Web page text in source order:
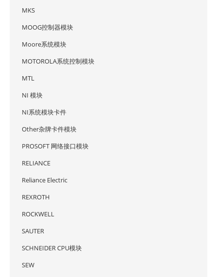
MKS
MOOG控制器模块
Moore系统模块
MOTOROLA系统控制模块
MTL
NI 模块
NI系统模块卡件
Other杂牌卡件模块
PROSOFT 网络接口模块
RELIANCE
Reliance Electric
REXROTH
ROCKWELL
SAUTER
SCHNEIDER CPU模块
SEW